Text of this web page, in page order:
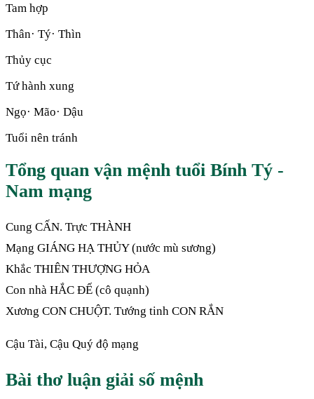
Tam hợp
Thân· Tý· Thìn
Thủy cục
Tứ hành xung
Ngọ· Mão· Dậu
Tuổi nên tránh
Tổng quan vận mệnh tuổi Bính Tý -
Nam mạng
Cung CẤN. Trực THÀNH
Mạng GIÁNG HẠ THỦY (nước mù sương)
Khắc THIÊN THƯỢNG HỎA
Con nhà HẮC ĐẾ (cô quạnh)
Xương CON CHUỘT. Tướng tinh CON RẮN
Cậu Tài, Cậu Quý độ mạng
Bài thơ luận giải số mệnh